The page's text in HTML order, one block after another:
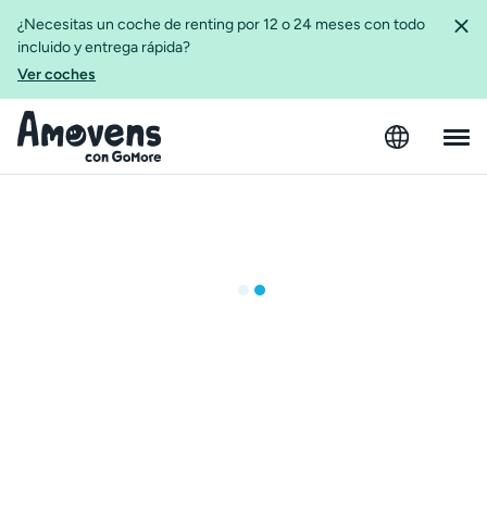
¿Necesitas un coche de renting por 12 o 24 meses con todo
incluido y entrega rápida?
Ver coches